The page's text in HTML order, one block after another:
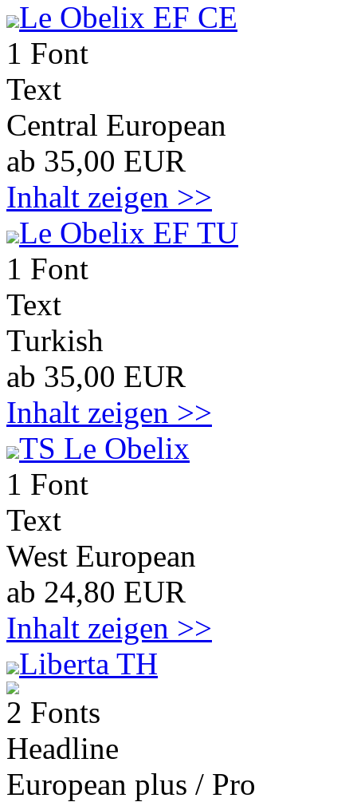
Le Obelix EF CE
1 Font
Text
Central European
ab 35,00 EUR
Inhalt zeigen >>
Le Obelix EF TU
1 Font
Text
Turkish
ab 35,00 EUR
Inhalt zeigen >>
TS Le Obelix
1 Font
Text
West European
ab 24,80 EUR
Inhalt zeigen >>
Liberta TH
2 Fonts
Headline
European plus / Pro